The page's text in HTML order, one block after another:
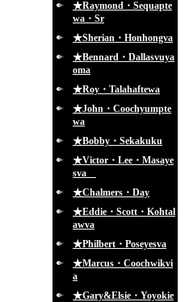
★Raymond・Sequapte
wa・Sr
★Sherian・Honhongva
★Bennard・Dallasvuya
oma
★Roy・Talahaftewa
★John・Coochyumpte
wa
★Bobby・Sekakuku
★Victor・Lee・Masaye
sva
★Chalmers・Day
★Eddie・Scott・Kohtal
awva
★Philbert・Poseyesva
★Marcus・Coochwikvi
a
★Gary&Elsie・Yoyokie